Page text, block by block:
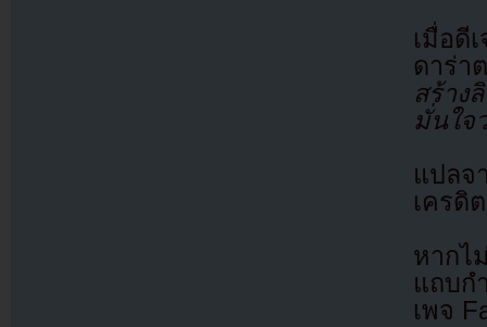
เมื่อดี
ดาร่า
สร้าง
มั่นใจ
แปล
เครดิ
หากไ
แถบก
เพจ